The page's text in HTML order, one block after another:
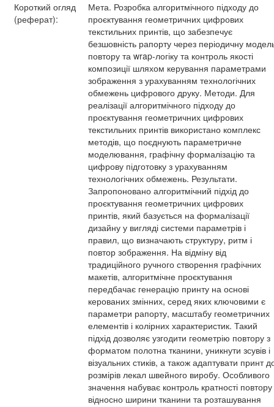
Короткий огляд
(реферат):
Мета. Розробка алгоритмічного підходу до
проєктування геометричних цифрових
текстильних принтів, що забезпечує
безшовність рапорту через періодичну
повтору та wrap-логіку та контроль якості
композиції шляхом керування параметрами
зображення з урахуванням технологічних
обмежень цифрового друку. Методи. Для
реалізації алгоритмічного підходу до
проєктування геометричних цифрових
текстильних принтів використано комплекс
методів, що поєднують параметричне
моделювання, графічну формалізацію та
цифрову підготовку з урахуванням
технологічних обмежень. Результати.
Запропоновано алгоритмічний підхід до
проєктування геометричних цифрових
принтів, який базується на формалізації
дизайну у вигляді системи параметрів і
правил, що визначають структуру, ритм і
повтор зображення. На відміну від
традиційного ручного створення графічних
макетів, алгоритмічне проєктування
передбачає генерацію принту на основі
керованих змінних, серед яких ключовими є
параметри рапорту, масштабу геометричних
елементів і колірних характеристик. Такий
підхід дозволяє узгодити геометрію повтору з
форматом полотна тканини, уникнути зсувів і
візуальних стиків, а також адаптувати принт
розмірів лекал швейного виробу. Особливого
значення набуває контроль кратності повтору
відносно ширини тканини та розташування